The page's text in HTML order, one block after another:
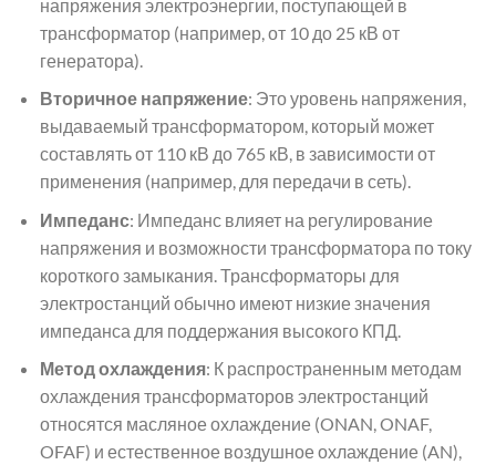
напряжения электроэнергии, поступающей в
трансформатор (например, от 10 до 25 кВ от
генератора).
Вторичное напряжение: Это уровень напряжения,
выдаваемый трансформатором, который может
составлять от 110 кВ до 765 кВ, в зависимости от
применения (например, для передачи в сеть).
Импеданс: Импеданс влияет на регулирование
напряжения и возможности трансформатора по току
короткого замыкания. Трансформаторы для
электростанций обычно имеют низкие значения
импеданса для поддержания высокого КПД.
Метод охлаждения: К распространенным методам
охлаждения трансформаторов электростанций
относятся масляное охлаждение (ONAN, ONAF,
OFAF) и естественное воздушное охлаждение (AN),